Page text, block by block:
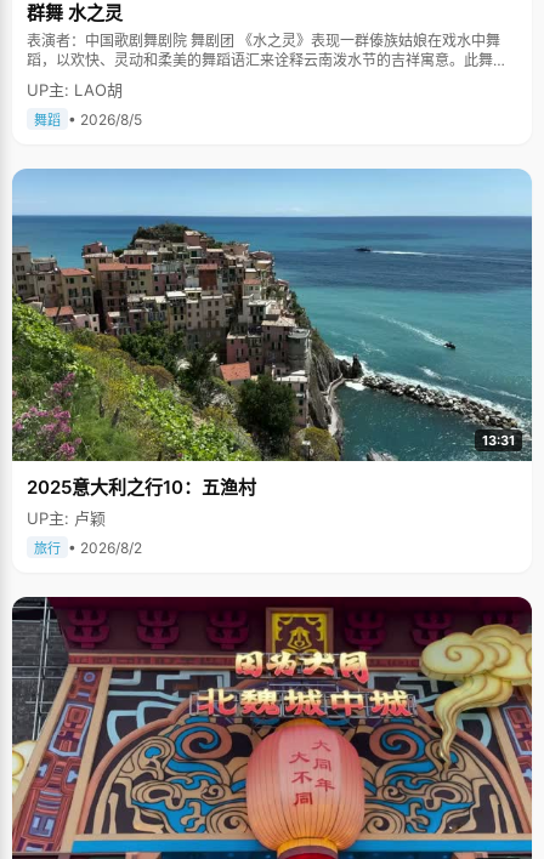
线，因为填报失误最后去了浙江大学，"非常可惜，否则现在我们姐弟
三个都能在北京读书了。" （张蕤跟大姐张赟在清华校园里） 张蕤的大
姐张赟说，"张蕤虽然是男孩子，但是非常安静心细，也不调皮。"她回
忆说，初中的时候，一次英语竞赛拿了300块钱奖学金，他用奖金给奶
奶买了一双柔软暖和的拖鞋，还给妈妈买了漂亮的发夹，很有孝
心，"奶奶特别高兴，至今的都一直不舍得穿那双拖鞋。"张蕤和姐姐离
家到县城上高中，家里只剩下奶奶一个人了，于是张蕤坚持给家里装了
话机旁的墙上，方便奶奶查看。每个周末，张蕤都会给奶奶打一个电
背村一共出过四个大学生，有三个就出在了张家。送张蕤到北京读大学
的时候，张家很是在乡里风光了一把，爸爸领着新晋的状元张蕤和同年
考上北京大学研究生的大女儿张赟，高兴的走在前边，身后跟着十几米
送行的乡亲们，大家眼里透着羡慕和喜悦。 将张赟和张蕤送到北京，安
顿好之后，张蕤的爸爸即将重返厦门去打工，临走时，他对两个孩子
说："念清华北大没什么了不起，这只是一个好的起点，要抓住这个契
机，这个机会，在这个起点上好好的走。"尤其对张蕤，他嘱咐："学习
是一个马拉松式的比赛，你才跑了一千米，虽然现在跑了第一，但不代
表以后永远第一，没有人超过你，所以你不能放松，要继续努力才
行。"张蕤将爸爸的话牢牢记在心里，时常鞭策自己勤奋努力。
群舞 水之灵
表演者：中国歌剧舞剧院 舞剧团 《水之灵》表现一群傣族姑娘在戏水中舞
蹈，以欢快、灵动和柔美的舞蹈语汇来诠释云南泼水节的吉祥寓意。此舞蹈
多次在中国人民大会堂及国际舞台上表演，一直得到赞誉其舞美，人美，寓
意美。。
UP主: LAO胡
舞蹈 • 2026/8/5
13:31
2025意大利之行10：五渔村
UP主: 卢颖
旅行 • 2026/8/2